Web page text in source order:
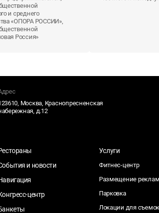
и среднего
«ОПОРА РОССИИ»,
Россия»
Москва, Краснопресненская
д.12
и новости
центр
Услуги
Фитнес-центр
Размещение
Парковка
Локации для съемок